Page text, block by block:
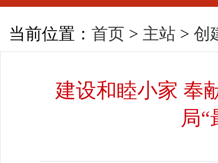
当前位置： 首页 > 主站 > 创
建设和睦小家 奉
局